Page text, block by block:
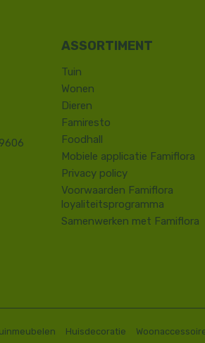
Tuin
Wonen
Dieren
Famiresto
Foodhall
Mobiele applicatie Famiflora
Privacy policy
Voorwaarden Famiflora
loyaliteitsprogramma
Samenwerken met Famiflora
Huisdecoratie